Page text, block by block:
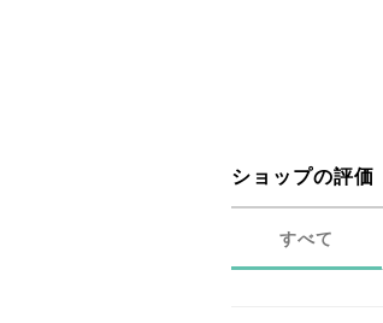
ショップの評価
すべて